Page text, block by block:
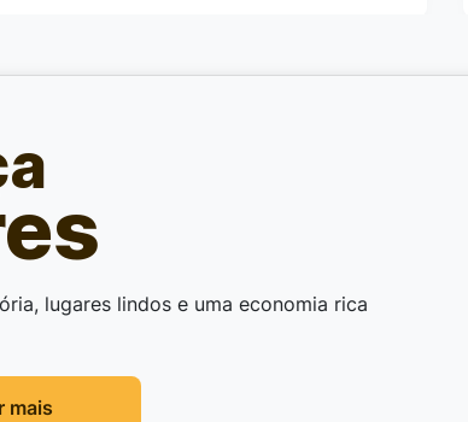
Defesa Civil
Atendimento segunda a sexta-feira 07:30 -
13:30 - 17:30 Rua Padre Casemiro nº 2013
Bairro: Centro Cáceres
(65)99971-9676
lugares lindos e uma economia rica
mais